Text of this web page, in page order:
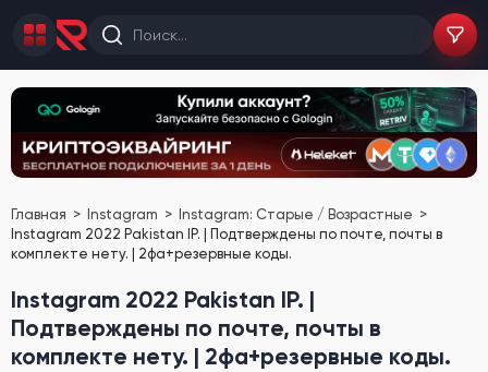
Главная Instagram
Instagram: Старые / Возрастные
Instagram 2022 Pakistan IP. | Подтверждены по почте, почты в
комплекте нету. | 2фа+резервные коды.
Instagram 2022 Pakistan IP. |
Подтверждены по почте, почты в
комплекте нету. | 2фа+резервные коды.